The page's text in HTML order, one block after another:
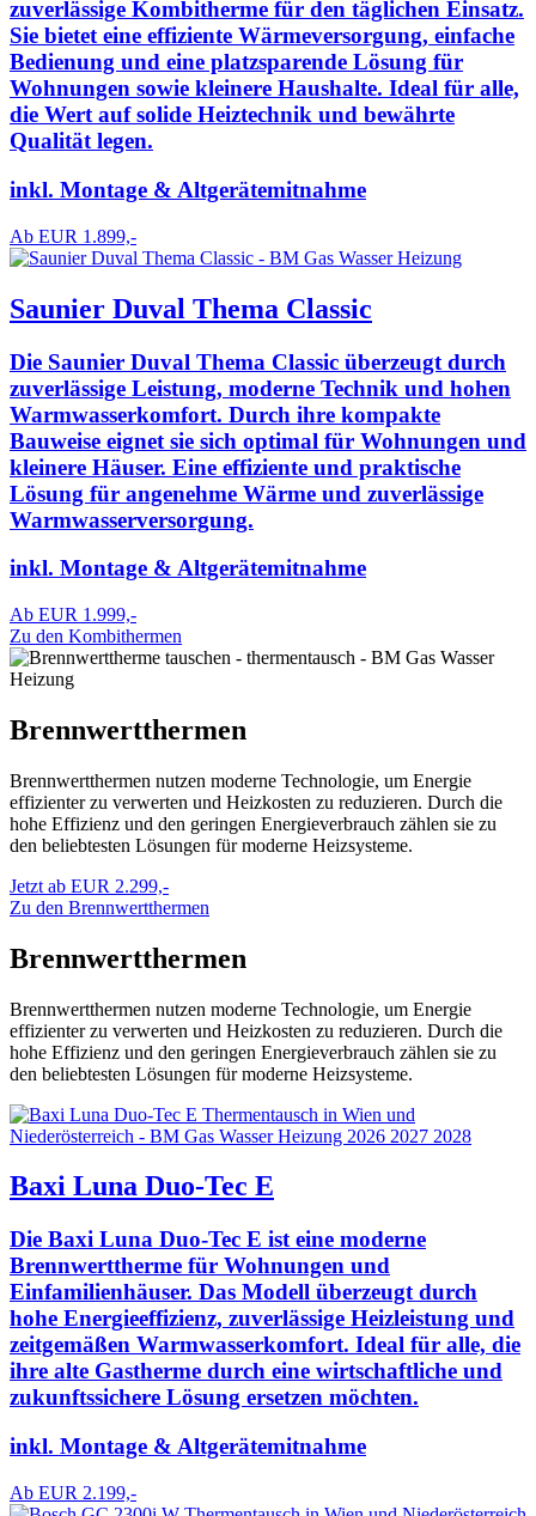
zuverlässige Kombitherme für den täglichen Einsatz.
Sie bietet eine effiziente Wärmeversorgung, einfache
Bedienung und eine platzsparende Lösung für
Wohnungen sowie kleinere Haushalte. Ideal für alle,
die Wert auf solide Heiztechnik und bewährte
Qualität legen.
inkl. Montage & Altgerätemitnahme
Ab EUR 1.899,-
Saunier Duval Thema Classic
Die Saunier Duval Thema Classic überzeugt durch
zuverlässige Leistung, moderne Technik und hohen
Warmwasserkomfort. Durch ihre kompakte
Bauweise eignet sie sich optimal für Wohnungen und
kleinere Häuser. Eine effiziente und praktische
Lösung für angenehme Wärme und zuverlässige
Warmwasserversorgung.
inkl. Montage & Altgerätemitnahme
Ab EUR 1.999,-
Zu den Kombithermen
Brennwertthermen
Brennwertthermen nutzen moderne Technologie, um Energie
effizienter zu verwerten und Heizkosten zu reduzieren. Durch die
hohe Effizienz und den geringen Energieverbrauch zählen sie zu
den beliebtesten Lösungen für moderne Heizsysteme.
Jetzt ab EUR 2.299,-
Zu den Brennwertthermen
Brennwertthermen
Brennwertthermen nutzen moderne Technologie, um Energie
effizienter zu verwerten und Heizkosten zu reduzieren. Durch die
hohe Effizienz und den geringen Energieverbrauch zählen sie zu
den beliebtesten Lösungen für moderne Heizsysteme.
Baxi Luna Duo-Tec E
Die Baxi Luna Duo-Tec E ist eine moderne
Brennwerttherme für Wohnungen und
Einfamilienhäuser. Das Modell überzeugt durch
hohe Energieeffizienz, zuverlässige Heizleistung und
zeitgemäßen Warmwasserkomfort. Ideal für alle, die
ihre alte Gastherme durch eine wirtschaftliche und
zukunftssichere Lösung ersetzen möchten.
inkl. Montage & Altgerätemitnahme
Ab EUR 2.199,-